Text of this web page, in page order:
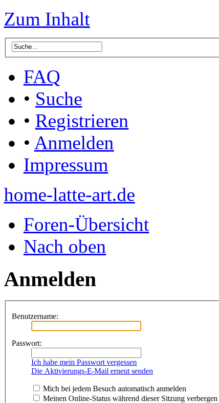
Zum Inhalt
FAQ
• Suche
• Registrieren
• Anmelden
Impressum
home-latte-art.de
Foren-Übersicht
Nach oben
Anmelden
Benutzername:
Passwort:
Ich habe mein Passwort vergessen
Die Aktivierungs-E-Mail erneut senden
Mich bei jedem Besuch automatisch anmelden
Meinen Online-Status während dieser Sitzung verbergen